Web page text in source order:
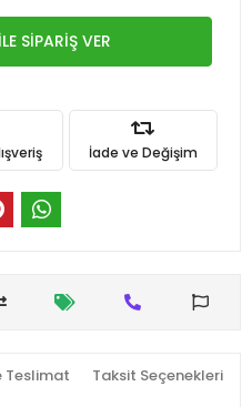
SİPARİŞ VER
İade ve Değişim
Teslimat Taksit Seçenekleri